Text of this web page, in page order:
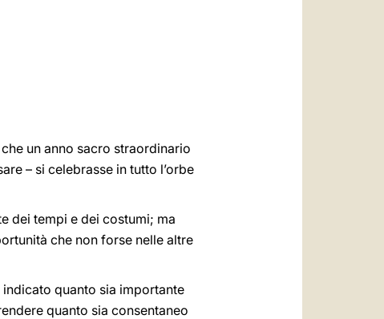
un anno sacro straordinario
– si celebrasse in tutto l’orbe
dei tempi e dei costumi; ma
che non forse nelle altre
quanto sia importante
quanto sia consentaneo